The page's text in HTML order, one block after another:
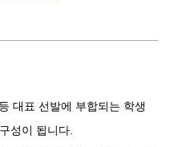
대표 선발에 부합되는 학생
성이 됩니다.